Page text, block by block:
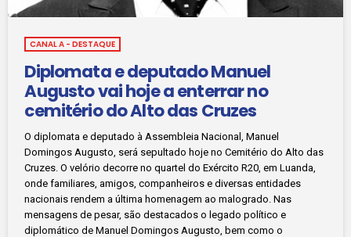
CANAL A - DESTAQUE
Diplomata e deputado Manuel
Augusto vai hoje a enterrar no
cemitério do Alto das Cruzes
O diplomata e deputado à Assembleia Nacional, Manuel
Domingos Augusto, será sepultado hoje no Cemitério do Alto das
Cruzes. O velório decorre no quartel do Exército R20, em Luanda,
onde familiares, amigos, companheiros e diversas entidades
nacionais rendem a última homenagem ao malogrado. Nas
mensagens de pesar, são destacados o legado político e
diplomático de Manuel Domingos Augusto, bem como o